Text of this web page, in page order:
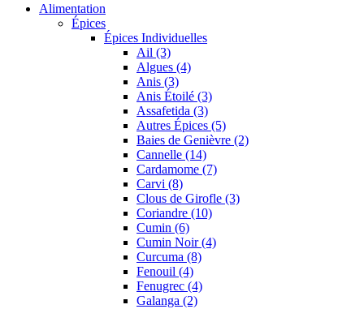
Alimentation
Épices
Épices Individuelles
Ail (3)
Algues (4)
Anis (3)
Anis Étoilé (3)
Assafetida (3)
Autres Épices (5)
Baies de Genièvre (2)
Cannelle (14)
Cardamome (7)
Carvi (8)
Clous de Girofle (3)
Coriandre (10)
Cumin (6)
Cumin Noir (4)
Curcuma (8)
Fenouil (4)
Fenugrec (4)
Galanga (2)